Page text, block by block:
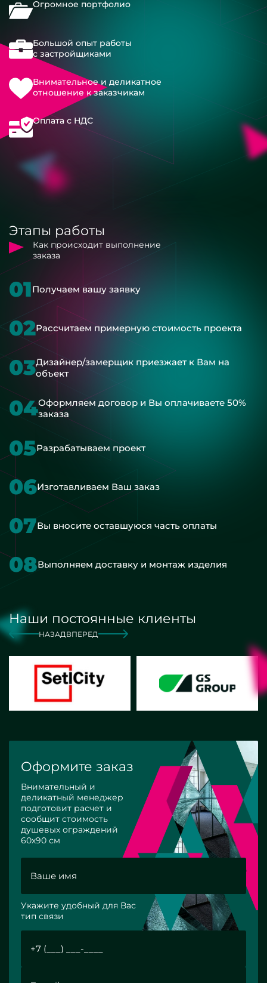
Огромное портфолио
Большой опыт работы
с застройщиками
Внимательное и деликатное
отношение к заказчикам
Оплата с НДС
Этапы работы
Как происходит выполнение
заказа
01Получаем вашу заявку
02Рассчитаем примерную стоимость проекта
03Дизайнер/замерщик приезжает к Вам на
объект
04Оформляем договор и Вы оплачиваете 50%
заказа
05Разрабатываем проект
06Изготавливаем Ваш заказ
07Вы вносите оставшуюся часть оплаты
08Выполняем доставку и монтаж изделия
Наши постоянные клиенты
НАЗАД ВПЕРЕД
Оформите заказ
Внимательный и
деликатный менеджер
подготовит расчет и
сообщит стоимость
душевых ограждений
60х90 см
Укажите удобный для Вас
тип связи